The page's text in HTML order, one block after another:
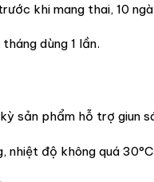
khi mang thai, 10
dùng 1 lần.
sản phẩm hỗ trợ giun
nhiệt độ không quá